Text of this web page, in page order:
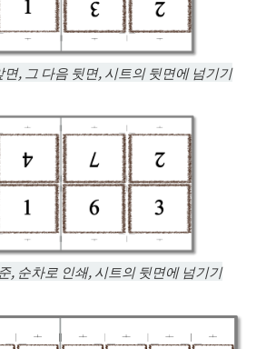
면, 그 다음 뒷면, 시트의 뒷면에 넘기기
, 순차로 인쇄, 시트의 뒷면에 넘기기